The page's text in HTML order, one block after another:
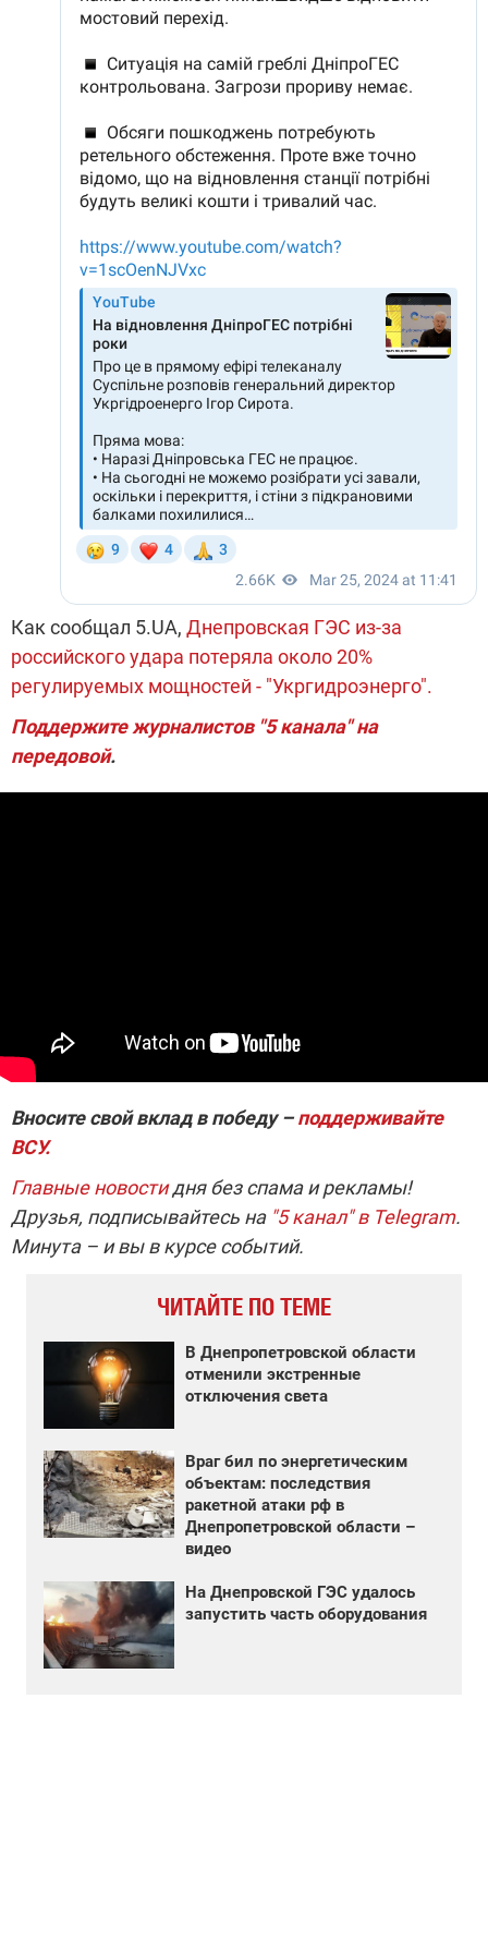
Как сообщал 5.UA, Днепровская ГЭС из-за
российского удара потеряла около 20%
регулируемых мощностей - "Укргидроэнерго".
Поддержите журналистов "5 канала" на
передовой.
Вносите свой вклад в победу –поддерживайте
ВСУ.
Главные новостидня без спама и рекламы!
Друзья, подписывайтесь на "5 канал" в Telegram.
Минута – и вы в курсе событий.
ЧИТАЙТЕ ПО ТЕМЕ
В Днепропетровской области
отменили экстренные
отключения света
Враг бил по энергетическим
объектам: последствия
ракетной атаки рф в
Днепропетровской области –
видео
На Днепровской ГЭС удалось
запустить часть оборудования